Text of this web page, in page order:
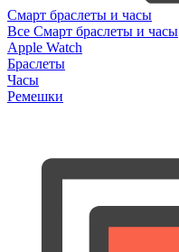
Смарт браслеты и часы
Все Смарт браслеты и часы
Apple Watch
Браслеты
Часы
Ремешки